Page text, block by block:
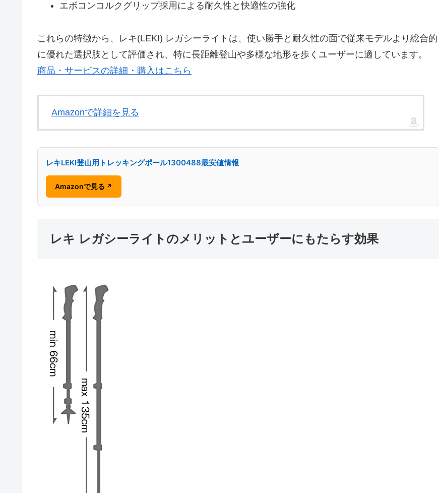
エボコンコルクグリップ採用による耐久性と快適性の強化
これらの特徴から、レキ(LEKI) レガシーライトは、使い勝手と耐久性の面で従来モデルより総合的
に優れた選択肢として評価され、特に長距離登山や多様な地形を歩くユーザーに適しています。
商品・サービスの詳細・購入はこちら
Amazonで詳細を見る
レキLEKI登山用トレッキングポール1300488最安値情報
Amazonで見る ↗
レキ レガシーライトのメリットとユーザーにもたらす効果